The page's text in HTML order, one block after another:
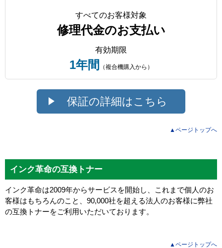
すべてのお客様対象
修理代金のお支払い
有効期限
1年間 （複合機購入から）
保証の詳細はこちら
▲ページトップへ
インク革命の互換トナー
インク革命は2009年からサービスを開始し、これまで個人のお
客様はもちろんのこと、90,000社を超える法人のお客様に弊社
の互換トナーをご利用いただいております。
▲ページトップへ